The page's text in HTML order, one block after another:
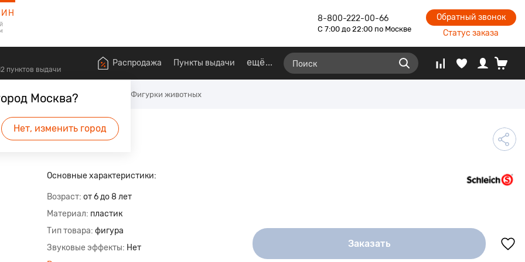
8-800-222-00-66
С 7:00 до 22:00 по Москве
Обратный звонок
Статус заказа
Москва?
Нет, изменить город
пунктов выдачи
Распродажа Пункты выдачи ещё
и фигурки Игровые фигурки Фигурки животных
Основные характеристики:
Возраст от 6 до 8 лет
Материал пластик
Тип товара фигура
Звуковые эффекты Нет
Заказать